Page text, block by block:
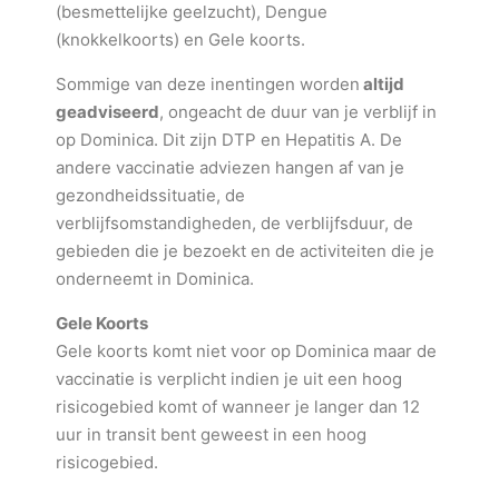
(besmettelijke geelzucht), Dengue
(knokkelkoorts) en Gele koorts.
Sommige van deze inentingen worden altijd
geadviseerd, ongeacht de duur van je verblijf in
op Dominica. Dit zijn DTP en Hepatitis A. De
andere vaccinatie adviezen hangen af van je
gezondheidssituatie, de
verblijfsomstandigheden, de verblijfsduur, de
gebieden die je bezoekt en de activiteiten die je
onderneemt in Dominica.
Gele Koorts
Gele koorts komt niet voor op Dominica maar de
vaccinatie is verplicht indien je uit een hoog
risicogebied komt of wanneer je langer dan 12
uur in transit bent geweest in een hoog
risicogebied.